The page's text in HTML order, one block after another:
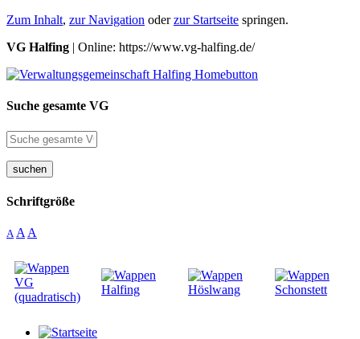
Zum Inhalt, zur Navigation oderzur Startseite springen.
VG Halfing | Online: https://www.vg-halfing.de/
Suche gesamte VG
suchen
Schriftgröße
A A A